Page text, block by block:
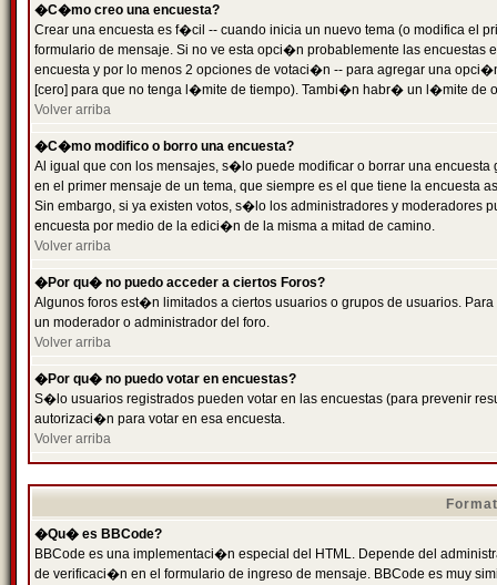
�C�mo creo una encuesta?
Crear una encuesta es f�cil -- cuando inicia un nuevo tema (o modifica el
formulario de mensaje. Si no ve esta opci�n probablemente las
encuesta y por lo menos 2 opciones de votaci�n -- para agregar una
[cero] para que no tenga l�mite de tiempo). Tambi�n habr� un l�mite de
Volver arriba
�C�mo modifico o borro una encuesta?
Al igual que con los mensajes, s�lo puede modificar o borrar una
en el primer mensaje de un tema, que siempre es el que tiene la encuesta
Sin embargo, si ya existen votos, s�lo los administradores y moderadores
encuesta por medio de la edici�n de la misma a mitad de camino.
Volver arriba
�Por qu� no puedo acceder a ciertos Foros?
Algunos foros est�n limitados a ciertos usuarios o grupos de usuarios.
un moderador o administrador del foro.
Volver arriba
�Por qu� no puedo votar en encuestas?
S�lo usuarios registrados pueden votar en las encuestas (para prevenir
autorizaci�n para votar en esa encuesta.
Volver arriba
�Qu� es BBCode?
BBCode es una implementaci�n especial del HTML. Depende del
de verificaci�n en el formulario de ingreso de mensaje. BBCode es muy